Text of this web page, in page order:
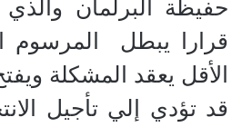
حفيظة البرلمان
قرارا يبطل
المرسوم
الأقل يعقد المشكلة
قد تؤدي إلي تأجيل